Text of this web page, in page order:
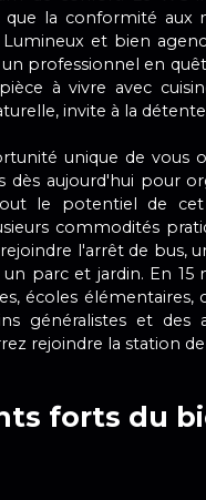
la conformité aux
et bien
professionnel en
à vivre avec
invite à la
unique de vous
dès aujourd'hui pour
le potentiel de
commodités
l'arrêt de bus,
parc et jardin. En 15
écoles élémentaires,
généralistes et des
rejoindre la station
forts du